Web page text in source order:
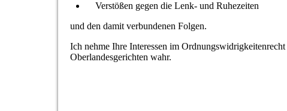
Verstößen gegen die Lenk- und Ruhezeiten
und den damit verbundenen Folgen.
Ich nehme Ihre Interessen im Ordnungswidrigkeitenrecht
Oberlandesgerichten wahr.